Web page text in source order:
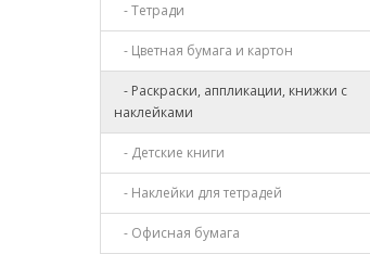
- Тетради
- Цветная бумага и картон
- Раскраски, аппликации, книжки с
наклейками
- Детские книги
- Наклейки для тетрадей
- Офисная бумага